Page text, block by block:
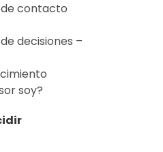
contacto
decisiones –
soy?